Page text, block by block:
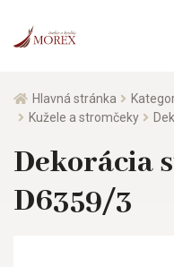
Hlavná stránka
Kužele a stromčeky
Dekorácia
D6359/3